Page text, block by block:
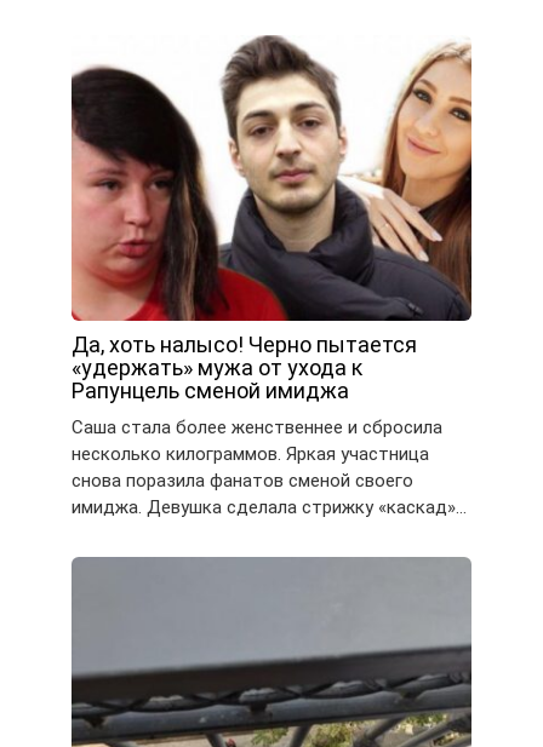
Да, хоть налысо! Черно пытается
«удержать» мужа от ухода к
Рапунцель сменой имиджа
Саша стала более женственнее и сбросила
несколько килограммов. Яркая участница
снова поразила фанатов сменой своего
имиджа. Девушка сделала стрижку «каскад»…